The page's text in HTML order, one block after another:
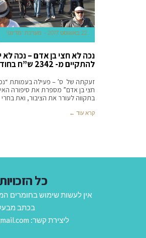
22 באוגוסט 2017 מערכת 'מדינט'
נכה לא חצי בן אדם – נכה לא
להתקיים מ- 2342 ש”ח בחודש!
זעקתה של ס’ – פעילה בעמותת
חצי בן אדם” מספרת את סיפורה
בתקווה לעורר את הציבור, ואת בחרי
קרא עוד ←
כל
אין לעשות שימוש בחומרים
בכתב
ליצירת קשר: Avihai.ZoomAt@gmail.com